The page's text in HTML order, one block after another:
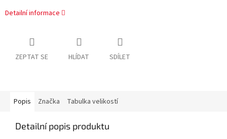
Detailní informace
ZEPTAT SE HLÍDAT SDÍLET
Popis Značka Tabulka velikostí
Detailní popis produktu